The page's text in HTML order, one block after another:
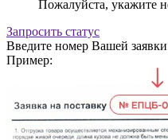
Пожалуйста, укажите
Запросить статус
Введите номер Вашей
Пример: